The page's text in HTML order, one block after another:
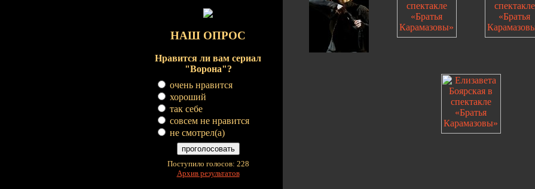
НАШ ОПРОС
Нравится ли вам сериал
"Ворона"?
очень нравится
хороший
так себе
совсем не нравится
не смотрел(a)
Поступило голосов: 228
Архив результатов